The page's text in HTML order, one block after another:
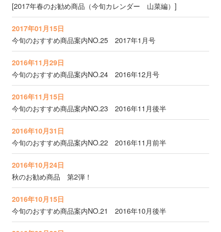
[2017年春のお勧め商品（今旬カレンダー 山菜編）]
2017年01月15日
今旬のおすすめ商品案内NO.25 2017年1月号
2016年11月29日
今旬のおすすめ商品案内NO.24 2016年12月号
2016年11月15日
今旬のおすすめ商品案内NO.23 2016年11月後半
2016年10月31日
今旬のおすすめ商品案内NO.22 2016年11月前半
2016年10月24日
秋のお勧め商品 第2弾！
2016年10月15日
今旬のおすすめ商品案内NO.21 2016年10月後半